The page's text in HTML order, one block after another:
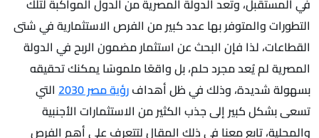
في المستقبل، وتُعد الدولة المصرية من الدول المواكبة لتلك
التطورات والمتوفر بها عدد كبير من الفرص الاستثمارية في شتى
القطاعات، لذا فإن البحث عن استثمار مضمون الربح في الدولة
المصرية لم يُعد مجرد حلم، بل واقعًا ملموسًا يمكنك تحقيقه
بسهولة شديدة، وذلك في ظل أهدافرؤية مصر 2030
التي
تسعى بشكل كبير إلى جذب الكثير من الاستثمارات الأجنبية
والمحلية، تابع معنا في ذلك المقال لتتعرف على أهم الفرص